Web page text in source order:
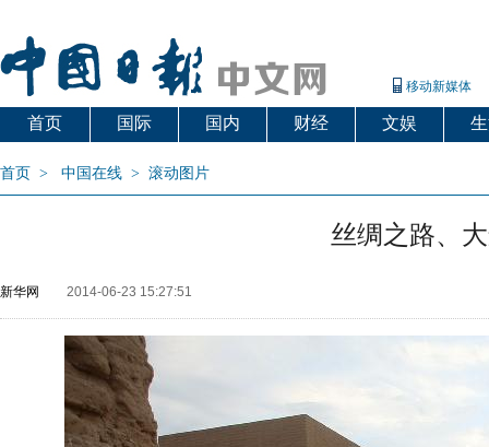
移动新媒体
首页 国际 国内 财经 文娱
首页 > 中国在线 > 滚动图片
丝绸之路、
新华网 2014-06-23 15:27:51